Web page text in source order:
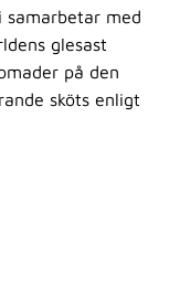
samarbetar med
glesast
på den
sköts enligt